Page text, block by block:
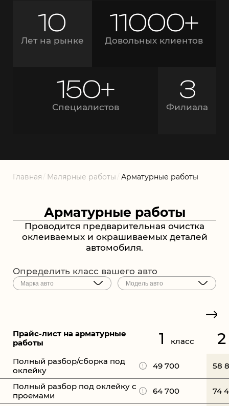
10
Лет на рынке
11000+
Довольных клиентов
3
Филиала
150+
Специалистов
Главная Малярные работы Арматурные работы
Арматурные работы
Проводится предварительная очистка
оклеиваемых и окрашиваемых деталей
автомобиля.
Определить класс вашего авто
Прайс-лист на арматурные
работы
1 класс 2
Полный разбор/сборка под
оклейку
49 700 58
Полный разбор под оклейку с
проемами
64 700 74